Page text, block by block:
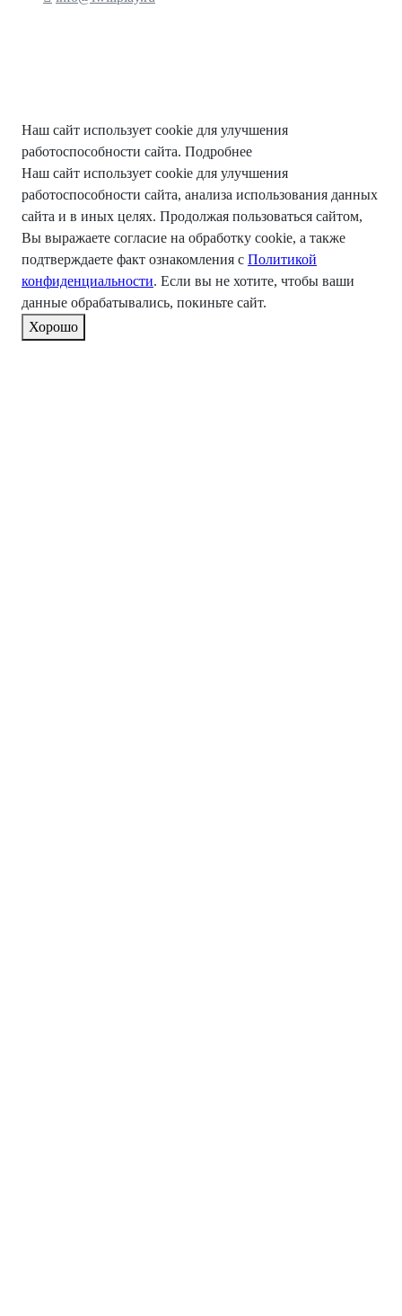
Наш сайт использует cookie для улучшения
работоспособности сайта. Подробнее
Наш сайт использует cookie для улучшения
работоспособности сайта, анализа использования данных
сайта и в иных целях. Продолжая пользоваться сайтом,
Вы выражаете согласие на обработку cookie, а также
подтверждаете факт ознакомления с Политикой
конфиденциальности. Если вы не хотите, чтобы ваши
данные обрабатывались, покиньте сайт.
Хорошо